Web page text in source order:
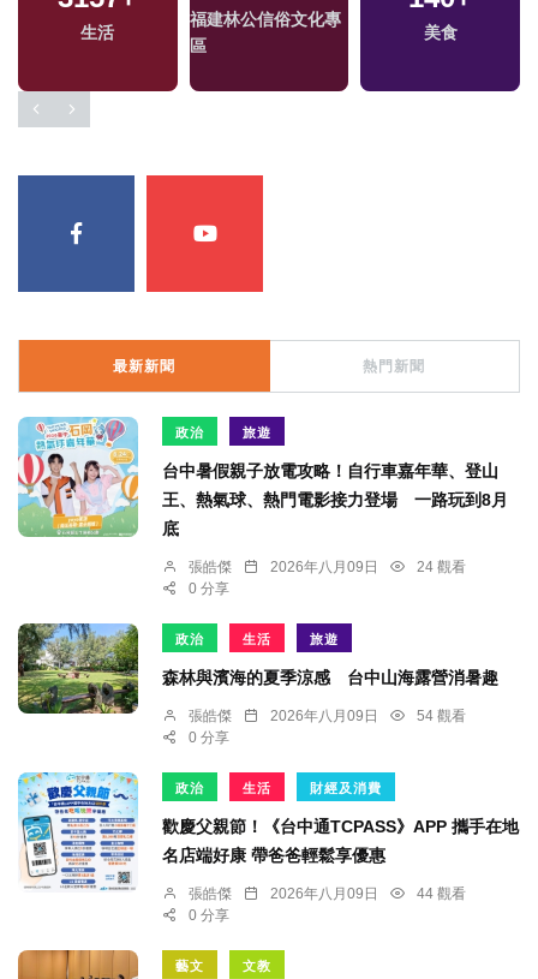
生活
福建林公信俗文化專
區
美食
最新新聞 熱門新聞
政治 旅遊
台中暑假親子放電攻略！自行車嘉年華、登山
王、熱氣球、熱門電影接力登場 一路玩到8月
底
張皓傑 2026年八月09日
24 觀看
0 分享
政治 生活 旅遊
森林與濱海的夏季涼感 台中山海露營消暑趣
張皓傑 2026年八月09日
54 觀看
0 分享
政治 生活 財經及消費
歡慶父親節！《台中通TCPASS》APP 攜手在地
名店端好康 帶爸爸輕鬆享優惠
張皓傑 2026年八月09日
44 觀看
0 分享
藝文 文教